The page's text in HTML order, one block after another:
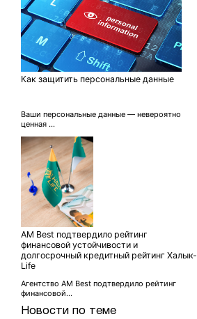
Новости по теме
Как защитить персональные данные
Ваши персональные данные — невероятно
ценная ...
AM Best подтвердило рейтинг
финансовой устойчивости и
долгосрочный кредитный рейтинг Халык-
Life
Агентство AM Best подтвердило рейтинг
финансовой...